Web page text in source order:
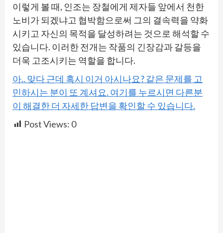
이렇게 볼 때, 인조는 장철에게 제자들 앞에서 천한
노비가 되겠냐고 협박함으로써 그의 결속력을 약화
시키고 자신의 목적을 달성하려는 것으로 해석할 수
있습니다. 이러한 전개는 작품의 긴장감과 갈등을
더욱 고조시키는 역할을 합니다.
아.. 맞다 근데 혹시 이거 아시나요? 같은 문제를 고
민하시는 분이 또 계셔요. 여기를 누르시면 다른분
이 해결한 더 자세한 답변을 확인할 수 있습니다.
Post Views: 0